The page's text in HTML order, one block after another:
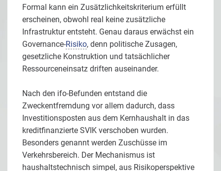
Formal kann ein Zusätzlichkeitskriterium erfüllt
erscheinen, obwohl real keine zusätzliche
Infrastruktur entsteht. Genau daraus erwächst ein
Governance-Risiko, denn politische Zusagen,
gesetzliche Konstruktion und tatsächlicher
Ressourceneinsatz driften auseinander.
Nach den ifo-Befunden entstand die
Zweckentfremdung vor allem dadurch, dass
Investitionsposten aus dem Kernhaushalt in das
kreditfinanzierte SVIK verschoben wurden.
Besonders genannt werden Zuschüsse im
Verkehrsbereich. Der Mechanismus ist
haushaltstechnisch simpel, aus Risikoperspektive